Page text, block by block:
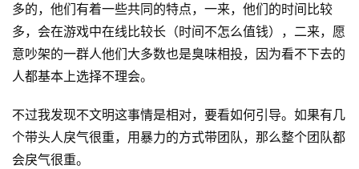
关
于
&
言
多的，他们有着一些共同的特点，一来，他们的时间比较
多，会在游戏中在线比较长（时间不怎么值钱），二来，愿
意吵架的一群人他们大多数也是臭味相投，因为看不下去的
人都基本上选择不理会。
不过我发现不文明这事情是相对，要看如何引导。如果有几
个带头人戾气很重，用暴力的方式带团队，那么整个团队都
会戾气很重。